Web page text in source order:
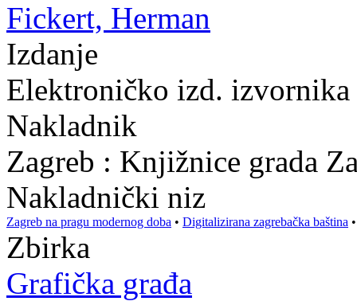
Fickert, Herman
Izdanje
Elektroničko izd. izvornika
Nakladnik
Zagreb : Knjižnice grada
Nakladnički niz
Zagreb na pragu modernog doba • Digitalizirana zagrebačka baština
Zbirka
Grafička građa